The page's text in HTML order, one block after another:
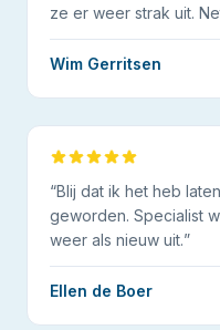
ze er weer strak uit.
Wim Gerritsen
“Blij dat ik het heb
geworden. Specialist
weer als nieuw uit.”
Ellen de Boer